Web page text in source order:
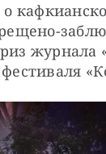
о
журнала